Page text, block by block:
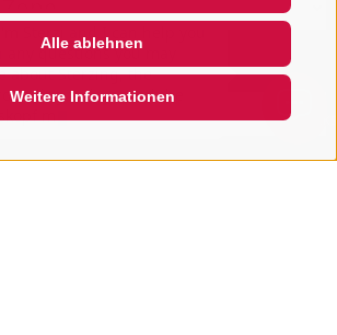
Alle ablehnen
Weitere Informationen
QUICKLINKS
Sterzi and I can help you
any questions you may
about Sterzing, the
valleys, and the
mountain. Just ask me